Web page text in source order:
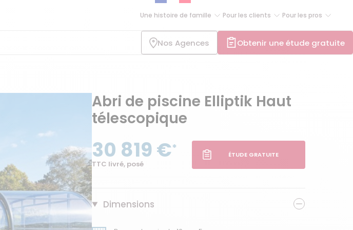
Une histoire de famille Pour les clients Pour les pros
Nos Agences Obtenir une étude gratuite
Abri de piscine Elliptik Haut
télescopique
30 819 €*
TTC livré, posé
ÉTUDE GRATUITE
Dimensions